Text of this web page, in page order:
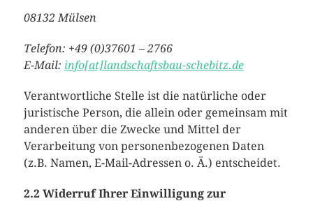
08132 Mülsen
Telefon: +49 (0)37601 – 2766
E-Mail: info[at]landschaftsbau-schebitz.de
Verantwortliche Stelle ist die natürliche oder
juristische Person, die allein oder gemeinsam mit
anderen über die Zwecke und Mittel der
Verarbeitung von personenbezogenen Daten
(z.B. Namen, E-Mail-Adressen o. Ä.) entscheidet.
2.2 Widerruf Ihrer Einwilligung zur